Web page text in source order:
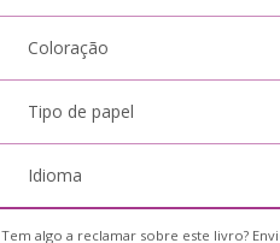
Coloração
Tipo de papel
Idioma
Tem algo a reclamar sobre este livro?